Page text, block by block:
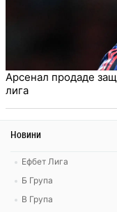
Арсенал продаде
лига
Новини
Ефбет Лига
Б Група
В Група